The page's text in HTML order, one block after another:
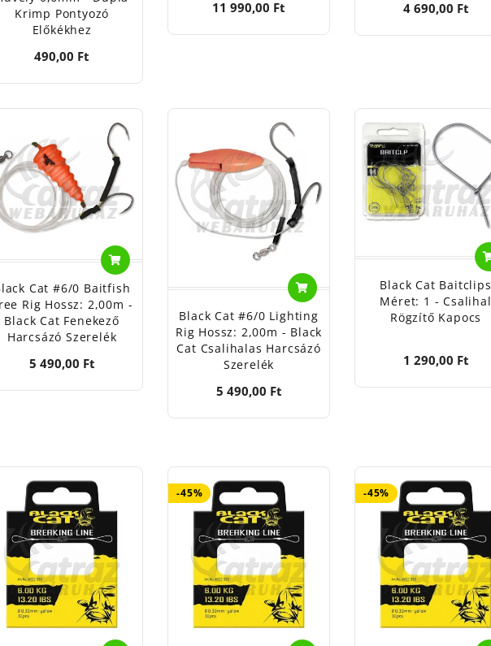
Krimp Pontyozó
Előkékhez
490,00 Ft
11 990,00 Ft 4 690,00 Ft
Cat #6/0 Baitfish
Rig Hossz: 2,00m -
Black Cat Fenekező
Harcsázó Szerelék
5 490,00 Ft
Black Cat #6/0 Lighting
Rig Hossz: 2,00m - Black
Cat Csalihalas Harcsázó
Szerelék
5 490,00 Ft
Black Cat Baitclips
Méret: 1 - Csalihal
Rögzítő Kapocs
1 290,00 Ft
-45% -45%